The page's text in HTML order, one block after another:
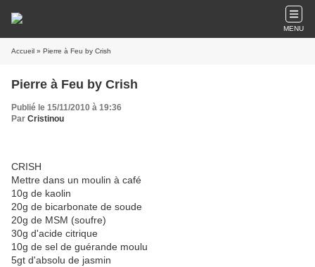
MENU
Accueil » Pierre à Feu by Crish
Pierre à Feu by Crish
Publié le 15/11/2010 à 19:36
Par Cristinou
CRISH
Mettre dans un moulin à café
10g de kaolin
20g de bicarbonate de soude
20g de MSM (soufre)
30g d'acide citrique
10g de sel de guérande moulu
5gt d'absolu de jasmin